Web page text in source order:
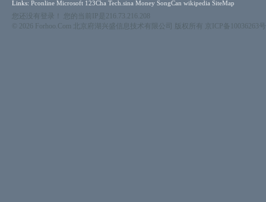
Links: Pconline Microsoft 123Cha Tech.sina Money SongCan wikipedia SiteMap
您还没有登录！ 您的当前IP是216.73.216.208
© 2026 Forhoo.Com 北京府湖兴盛信息技术有限公司 版权所有
京ICP备10036263